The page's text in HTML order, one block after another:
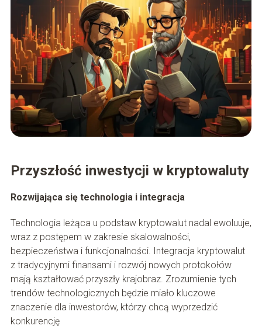
Przyszłość inwestycji w kryptowaluty
Rozwijająca się technologia i integracja
Technologia leżąca u podstaw kryptowalut nadal ewoluuje,
wraz z postępem w zakresie skalowalności,
bezpieczeństwa i funkcjonalności. Integracja kryptowalut
z tradycyjnymi finansami i rozwój nowych protokołów
mają kształtować przyszły krajobraz. Zrozumienie tych
trendów technologicznych będzie miało kluczowe
znaczenie dla inwestorów, którzy chcą wyprzedzić
konkurencję